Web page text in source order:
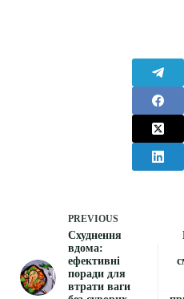
PREVIOUS
Схуднення
вдома:
ефективні
поради для
втрати ваги